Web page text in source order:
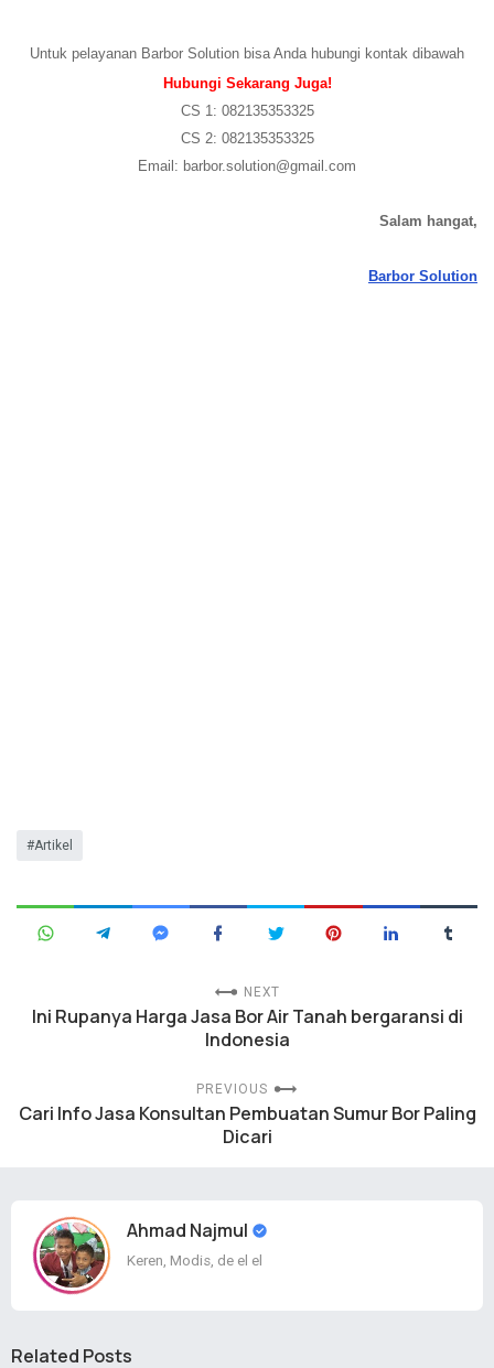
Untuk pelayanan Barbor Solution bisa Anda hubungi kontak dibawah
Hubungi Sekarang Juga!
CS 1: 082135353325
CS 2: 082135353325
Email: barbor.solution@gmail.com
Salam hangat,
Barbor Solution
Artikel
NEXT
Ini Rupanya Harga Jasa Bor Air Tanah bergaransi di
Indonesia
PREVIOUS
Cari Info Jasa Konsultan Pembuatan Sumur Bor Paling
Dicari
Ahmad Najmul
Keren, Modis, de el el
Related Posts